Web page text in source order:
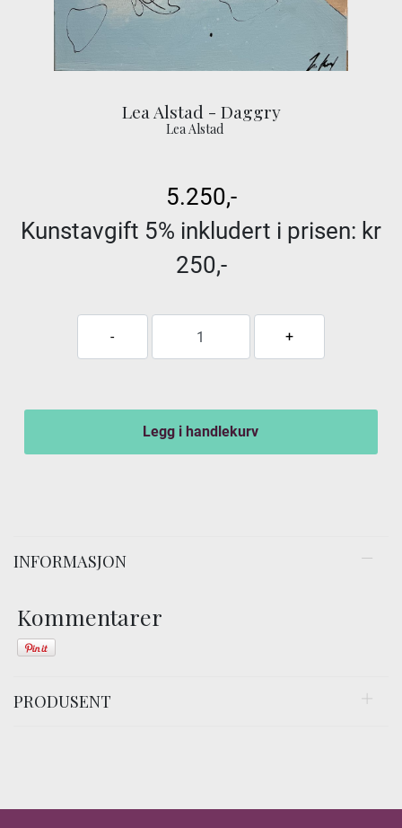
Lea Alstad - Daggry
Lea Alstad
5.250,-
Kunstavgift 5% inkludert i prisen: kr
250,-
Legg i handlekurv
INFORMASJON
Kommentarer
PRODUSENT